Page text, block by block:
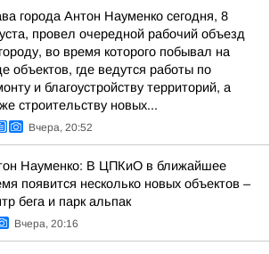
города Антон Науменко сегодня, 8
провел очередной рабочий объезд
во время которого побывал на
объектов, где ведутся работы по
и благоустройству территорий, а
строительству новых...
Вчера, 20:52
Науменко: В ЦПКиО в ближайшее
появится несколько новых объектов –
бега и парк альпак
Вчера, 20:16